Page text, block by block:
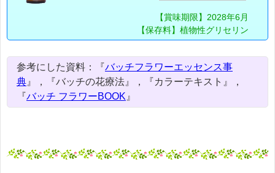
【賞味期限】2028年6月
【保存料】植物性グリセリン
参考にした資料：『バッチフラワーエッセンス事
典 』，『バッチの花療法』，『カラーテキスト』，
『バッチ フラワーBOOK 』